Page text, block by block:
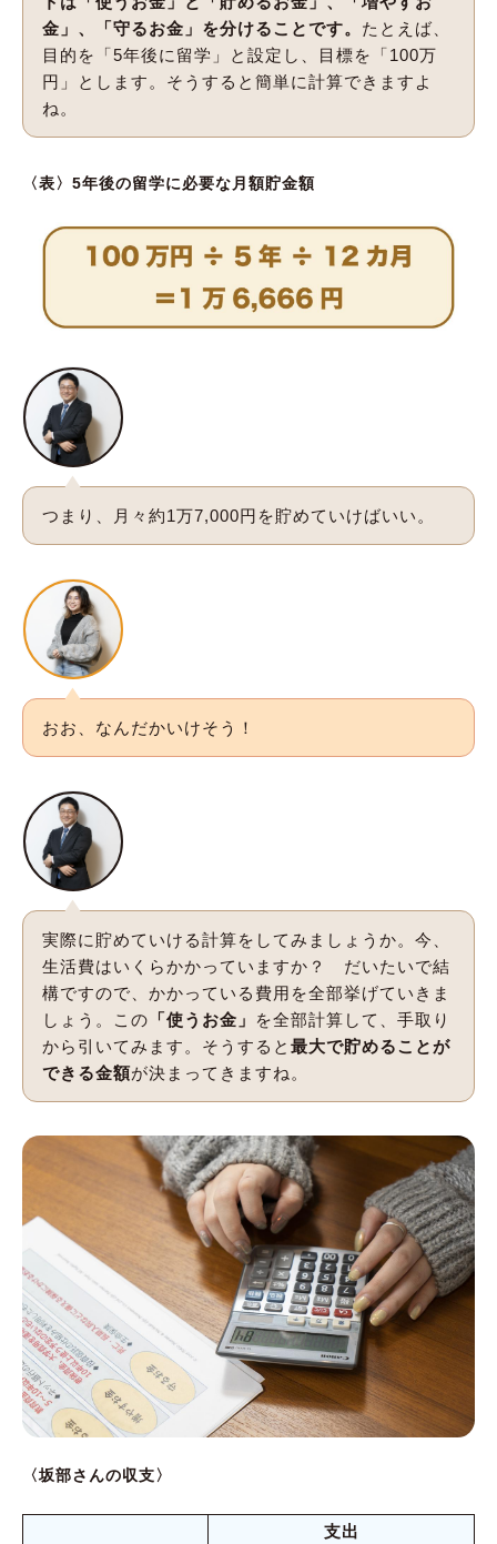
金」、「守るお金」を分けることです。 たとえば、
目的を「5年後に留学」と設定し、目標を「100万
円」とします。そうすると簡単に計算できますよ
ね。
〈表〉5年後の留学に必要な月額貯金額
つまり、月々約1万7,000円を貯めていけばいい。
おお、なんだかいけそう！
実際に貯めていける計算をしてみましょうか。今、
生活費はいくらかかっていますか？ だいたいで結
構ですので、かかっている費用を全部挙げていきま
しょう。この 「使うお金」
を全部計算して、手取り
から引いてみます。そうすると 最大で貯めることが
できる金額が決まってきますね。
〈坂部さんの収支〉
支出